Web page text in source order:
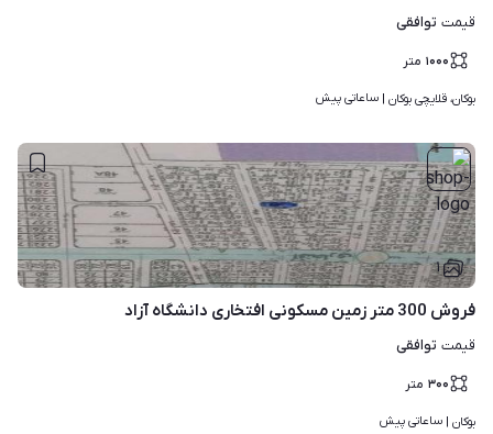
قیمت توافقی
۱۰۰۰ متر
بوکان، قلایچی بوکان | ساعاتی پیش
۱
فروش 300 متر زمین مسکونی افتخاری دانشگاه آزاد
قیمت توافقی
۳۰۰ متر
بوکان | ساعاتی پیش